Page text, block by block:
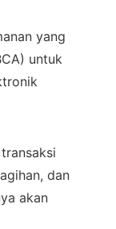
yang
untuk
dan
akan